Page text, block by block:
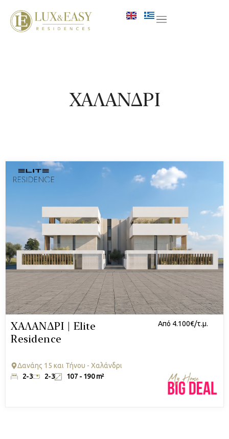
ΧΑΛΑΝΔΡΙ
ΧΑΛΑΝΔΡΙ | Elite
Residence
Από 4.100€/τ.μ.
Δανάης 15 και Τήνου - Χαλάνδρι
2-3
2-3 107 - 190 m²